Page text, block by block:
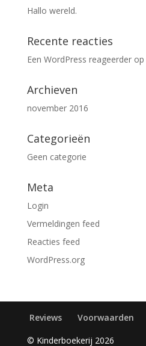
Hallo wereld.
Recente reacties
Een WordPress reageerderop
Archieven
november 2016
Categorieën
Geen categorie
Meta
Login
Vermeldingen feed
Reacties feed
WordPress.org
Reviews Voorwaarden
© Kinderboekerij 2026